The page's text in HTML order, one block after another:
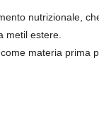
nutrizionale,
metil estere.
materia